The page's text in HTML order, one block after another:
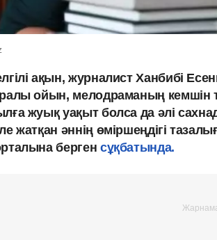
ақын, журналист Ханбибі
ойын, мелодраманың кемшін
жуық уақыт болса да әлі
жатқан әннің өміршеңдігі
берген сұқбатында.